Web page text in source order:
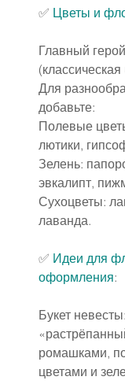
✅ Цветы и
Главный
Для
добавьте:
Полевые
лютики,
Зелень:
эвкалипт,
Сухоцветы:
лаванда.
✅ Идеи для
оформления:
Букет
ромашками,
цветами и